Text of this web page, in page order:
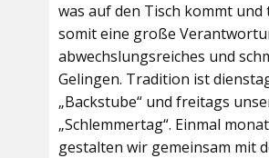
was auf den Tisch kommt und
somit eine große
abwechslungsreiches und
Gelingen. Tradition ist
„Backstube“ und freitags
„Schlemmertag“. Einmal
gestalten wir gemeinsam mit